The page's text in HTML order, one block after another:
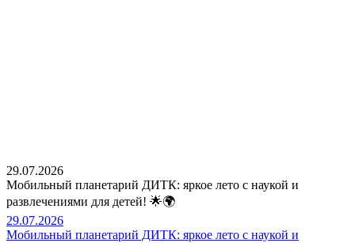
29.07.2026
Мобильный планетарий ДИТК: яркое лето с наукой и
развлечениями для детей! 🌟🌍
29.07.2026
Мобильный планетарий ДИТК: яркое лето с наукой и